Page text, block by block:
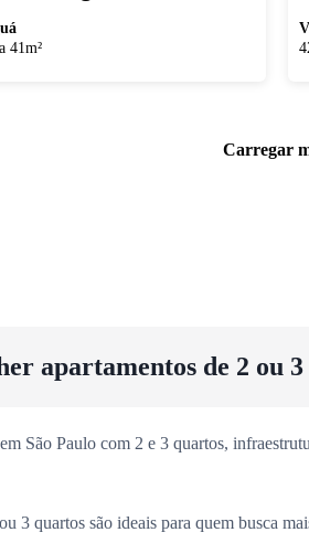
41m²
Carregar
apartamentos de 2 ou
São Paulo com 2 e 3 quartos,
3 quartos são ideais para quem busca